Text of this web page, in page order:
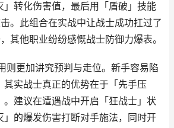
」转化伤害值，最后用「盾破」技能
。此组合在实战中让战⼠成功扛过了
其他职业纷纷感慨战士防御力爆表。
则更加讲究预判与走位。新手容易陷
其实战士真正的优势在于「先手压
。建议在遭遇战中开启「狂战士」状
」的爆发伤害打断对手施法，同时开